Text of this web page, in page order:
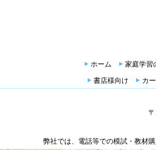
ホーム 家庭学習
書店様向け
カ
弊社では、電話等での模試・教材